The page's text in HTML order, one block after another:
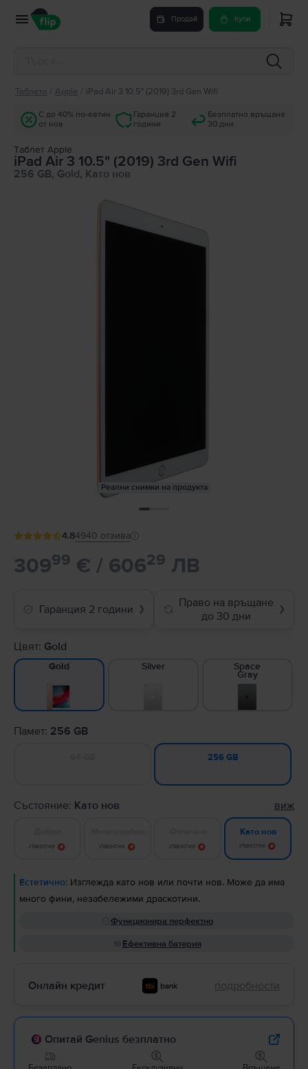
Продай Купи
Таблети Apple iPad Air 3 10.5" (2019) 3rd Gen Wifi
С до 40% по-евтин
от нов
Гаранция 2
години
Безплатно връщане
30 дни
Tаблет Apple
iPad Air 3 10.5" (2019) 3rd Gen Wifi
256 GB, Gold, Като нов
Реални снимки на продукта
4.84940 отзива
30999 € / 60629 ЛВ
Гаранция 2 години ❯
Право на връщане
до 30 дни
❯
Цвят: Gold
Gold Silver Space
Gray
Памет: 256 GB
256 GB
Състояние: Като нов виж
Известие Известие Известие
Като нов
Известие
Естетично: Изглежда като нов или почти нов. Може да има
много фини, незабележими драскотини.
Функционира перфектно
Ефективна батерия
Онлайн кредит подробности
Опитай Genius безплатно